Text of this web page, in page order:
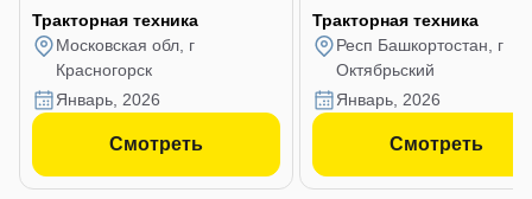
Тракторная техника
Московская обл, г
Красногорск
январь, 2026
Смотреть
Тракторная техника
Респ Башкортостан, г
Октябрьский
январь, 2026
Смотреть